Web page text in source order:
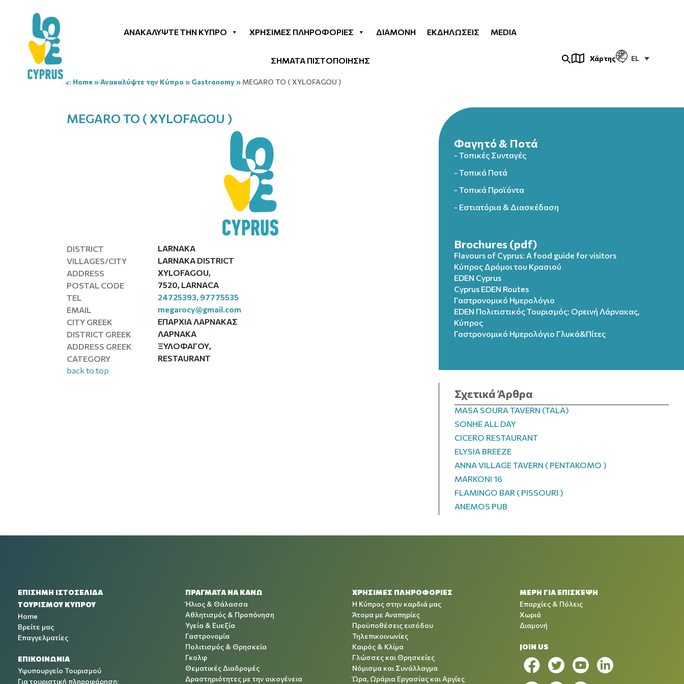
ΑΝΑΚΑΛΎΨΤΕ ΤΗΝ ΚΎΠΡΟ ΧΡΉΣΙΜΕΣ ΠΛΗΡΟΦΟΡΊΕΣ ΔΙΑΜΟΝΉ ΕΚΔΗΛΏΣΕΙΣ MEDIA
ΣΗΜΑΤΑ ΠΙΣΤΟΠΟΙΗΣΗΣ Χάρτης EL
You are here: Home »Ανακαλύψτε την Κύπρο » Gastronomy» MEGARO TO ( XYLOFAGOU )
MEGARO TO ( XYLOFAGOU )
DISTRICT
LARNAKA
VILLAGES/CITY
LARNAKA DISTRICT
ADDRESS
XYLOFAGOU,
POSTAL CODE
7520, LARNACA
TEL
24725393, 97775535
EMAIL
megarocy@gmail.com
CITY GREEK
ΕΠΑΡΧΙΑ ΛΑΡΝΑΚΑΣ
DISTRICT GREEK
ΛΑΡΝΑΚΑ
ADDRESS GREEK
ΞΥΛΟΦΑΓΟΥ,
CATEGORY
RESTAURANT
back to top
Φαγητό & Ποτά
- Τοπικές Συνταγές
- Τοπικά Ποτά
- Τοπικά Προϊόντα
- Εστιατόρια & Διασκέδαση
Brochures (pdf)
Flavours of Cyprus: A food guide for visitors
Κύπρος Δρόμοι του Κρασιού
EDEN Cyprus
Cyprus EDEN Routes
Γαστρονομικό Ημερολόγιο
EDEN Πολιτιστικός Τουρισμός: Ορεινή Λάρνακας,
Κύπρος
Γαστρονομικό Ημερολόγιo Γλυκά&Πίτες
Σχετικά Άρθρα
MASA SOURA TAVERN (TALA)
SONHE ALL DAY
CICERO RESTAURANT
ELYSIA BREEZE
ANNA VILLAGE TAVERN ( PENTAKOMO )
MARKONI 16
FLAMINGO BAR ( PISSOURI )
ANEMOS PUB
ΕΠΙΣΗΜΗ ΙΣΤΟΣΕΛΙΔΑ
ΤΟΥΡΙΣΜΟΥ ΚΥΠΡΟΥ
Home
Βρείτε μας
Επαγγελματίες
ΕΠΙΚΟΙΝΩΝΙΑ
Υφυπουργείο Τουρισμού
Για τουριστική πληροφόρηση:
ΠΡΑΓΜΑΤΑ ΝΑ ΚΑΝΩ
Ήλιος & Θάλασσα
Αθλητισμός & Προπόνηση
Υγεία & Ευεξία
Γαστρονομία
Πολιτισμός & Θρησκεία
Γκολφ
Θεματικές Διαδρομές
Δραστηριότητες με την οικογένεια
ΧΡΉΣΙΜΕΣ ΠΛΗΡΟΦΟΡΊΕΣ
Η Κύπρος στην καρδιά μας
Άτομα με Αναπηρίες
Προϋποθέσεις εισόδου
Τηλεπικοινωνίες
Καιρός & Κλίμα
Γλώσσες και Θρησκείες
Νόμισμα και Συνάλλαγμα
Ώρα, Ωράρια Εργασίας και Αργίες
ΜΕΡΗ ΓΙΑ ΕΠΙΣΚΕΨΗ
Επαρχίες & Πόλεις
Χωριά
Διαμονή
JOIN US